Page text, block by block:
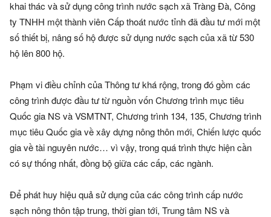
khai thác và sử dụng công trình nước sạch xã Tràng Đà, Công
ty TNHH một thành viên Cấp thoát nước tỉnh đã đầu tư mới một
số thiết bị, nâng số hộ được sử dụng nước sạch của xã từ 530
hộ lên 800 hộ.
Phạm vi điều chỉnh của Thông tư khá rộng, trong đó gồm các
công trình được đầu tư từ nguồn vốn Chương trình mục tiêu
Quốc gia NS và VSMTNT, Chương trình 134, 135, Chương trình
mục tiêu Quốc gia về xây dựng nông thôn mới, Chiến lược quốc
gia về tài nguyên nước… vì vậy, trong quá trình thực hiện cần
có sự thống nhất, đồng bộ giữa các cấp, các ngành.
Để phát huy hiệu quả sử dụng của các công trình cấp nước
sạch nông thôn tập trung, thời gian tới, Trung tâm NS và